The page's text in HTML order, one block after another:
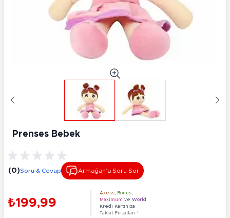
Prenses Bebek
(0)Soru & Cevap Armağan’a Soru Sor
₺199,99
Axess Bonus
Maximum ve World
Kredi Kartınıza
Taksit Fırsatları !